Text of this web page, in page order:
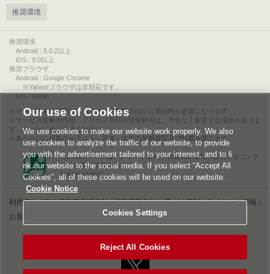
推奨環境
推奨環境
Android : 5.0.2以上
iOS : 9.0以上
推奨ブラウザ
Android : Google Chrome
※Yahoo!ブラウザは非対応です。
iOS : Safari
サービスをご利用されるには、情報料のほかに通信料が必要になります。
サービス名称や内容、アクセス方法や情報料等は、予告なく変更する場合がありま
す。あらかじめご了承ください。
本ページに掲載のイラスト・写真・文章の無断複写及び転載を禁じます。
このエルマークは、レコード会社・映像製作会社が提供するコンテ
ンツを示す登録商標です。
RIAJ00013011
利用規約|個人情報等保護方針|特定商取引法に基づく表記|ライセンス情報
お客様情報の外部送信について|Cookies Settings
Our use of Cookies
We use cookies to make our website work properly. We also
use cookies to analyze the traffic of our website, to provide
you with the advertisement tailored to your interest, and to li
nk our website to the social media. If you select “Accept All
Cookies”, all of these cookies will be used on our website.
Cookie Notice
Cookies Settings
Reject All Cookies